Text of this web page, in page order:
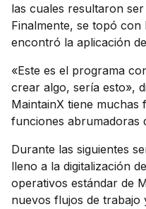
las cuales resultaron
Finalmente, se topó con
encontró la aplicación
«Este es el programa
crear algo, sería esto»,
MaintainX tiene
funciones abrumadoras
Durante las siguientes
lleno a la digitalización
operativos estándar de
nuevos flujos de trabajo